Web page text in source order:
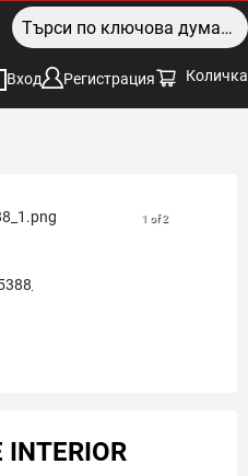
Вход Регистрация Количка
1 of 2
INTERIOR